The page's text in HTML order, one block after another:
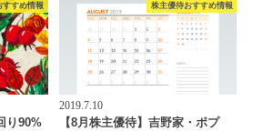
すすめ情報
り90%
株主優待おすすめ情報
2019.7.10
【8月株主優待】吉野家・ポプ